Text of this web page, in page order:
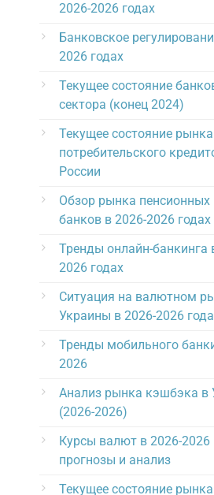
2026-2026 годах
Банковское
2026 годах
Текущее состояние
сектора (конец 2024)
Текущее состояние рынка
потребительского
России
Обзор рынка
банков в 2026-2026 годах
Тренды онлайн-банкинга
2026 годах
Ситуация на валютном
Украины в 2026-2026
Тренды мобильного
2026
Анализ рынка кэшбэка в
(2026-2026)
Курсы валют в 2026-2026
прогнозы и анализ
Текущее состояние